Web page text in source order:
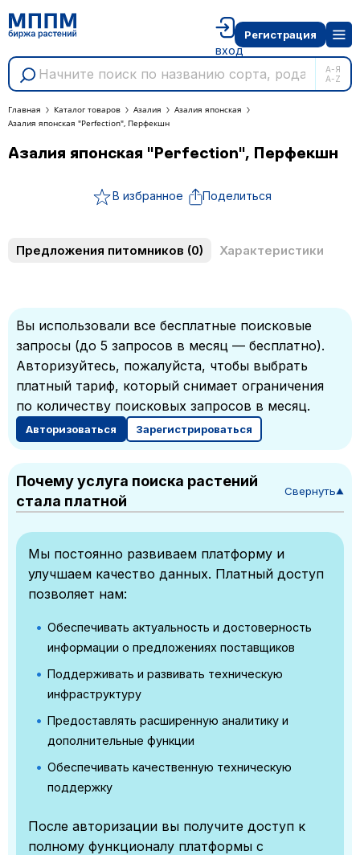
А-Я
A-Z
вход
Регистрация
Главная Каталог товаров Азалия
Азалия японская
Азалия японская "Perfection", Перфекшн
Азалия японская "Perfection", Перфекшн
В избранное Поделиться
Предложения питомников (0) Характеристики
Вы использовали все бесплатные поисковые
запросы (до 5 запросов в месяц — бесплатно).
Авторизуйтесь, пожалуйста, чтобы выбрать
платный тариф, который снимает ограничения
по количеству поисковых запросов в месяц.
Авторизоваться Зарегистрироваться
Почему услуга поиска растений
стала платной
Свернуть▼
Мы постоянно развиваем платформу и
улучшаем качество данных. Платный доступ
позволяет нам:
Обеспечивать актуальность и достоверность
информации о предложениях поставщиков
Поддерживать и развивать техническую
инфраструктуру
Предоставлять расширенную аналитику и
дополнительные функции
Обеспечивать качественную техническую
поддержку
После авторизации вы получите доступ к
полному функционалу платформы с